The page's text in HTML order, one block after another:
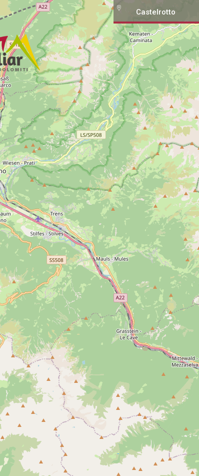
Castelrotto